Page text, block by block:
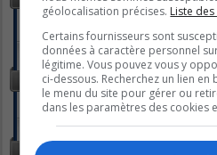
photographie c'est par ici!
Sous-forums : PHOTOS
Sujets :
LA VOÛTE
Pour échanger à propos de
fascinant des sciences
l'ésotérisme, on vous donne
Sujets :1091
LE GLOBE-
Ah ! les voyages, les
géolocalisation précises. Liste
Certains fournisseurs sont
données à caractère personnel
légitime. Vous pouvez vous y
ci-dessous. Recherchez un lien
le menu du site pour gérer ou
dans les paramètres des cookies